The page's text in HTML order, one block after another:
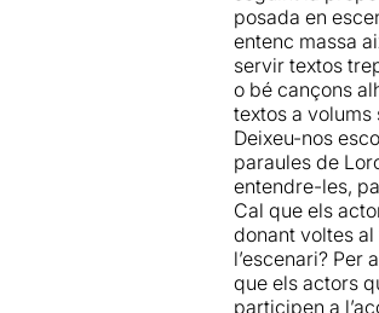
posada en
entenc massa
servir textos
o bé cançons
textos a volums
Deixeu-nos
paraules de
entendre-les,
Cal que els
donant voltes
l’escenari? Per
que els actors
participen a